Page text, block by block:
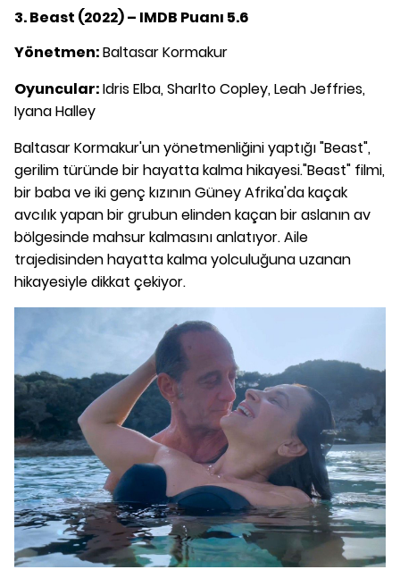
3. Beast (2022) – IMDB Puanı 5.6
Yönetmen:Baltasar Kormakur
Oyuncular:Idris Elba, Sharlto Copley, Leah Jeffries,
Iyana Halley
Baltasar Kormakur'un yönetmenliğini yaptığı "Beast",
gerilim türünde bir hayatta kalma hikayesi."Beast" filmi,
bir baba ve iki genç kızının Güney Afrika'da kaçak
avcılık yapan bir grubun elinden kaçan bir aslanın av
bölgesinde mahsur kalmasını anlatıyor. Aile
trajedisinden hayatta kalma yolculuğuna uzanan
hikayesiyle dikkat çekiyor.